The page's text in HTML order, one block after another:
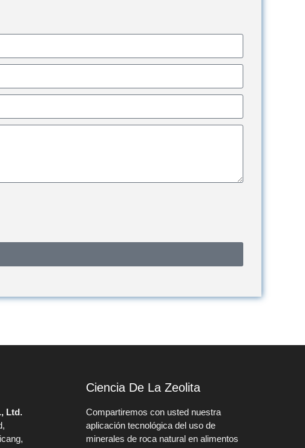
Ltd.
Ciencia De La Zeolita
Compartiremos con usted nuestra
aplicación tecnológica del uso de
minerales de roca natural en alimentos